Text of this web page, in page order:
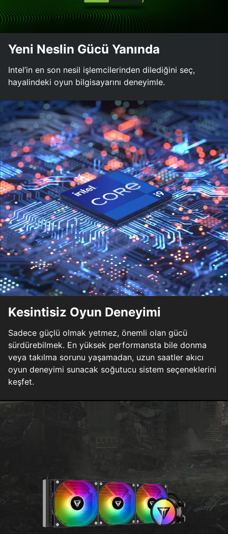
Yeni Neslin Gücü Yanında
Intel’in en son nesil işlemcilerinden dilediğini seç,
hayalindeki oyun bilgisayarını deneyimle.
Kesintisiz Oyun Deneyimi
Sadece güçlü olmak yetmez, önemli olan gücü
sürdürebilmek. En yüksek performansta bile donma
veya takılma sorunu yaşamadan, uzun saatler akıcı
oyun deneyimi sunacak soğutucu sistem seçeneklerini
keşfet.